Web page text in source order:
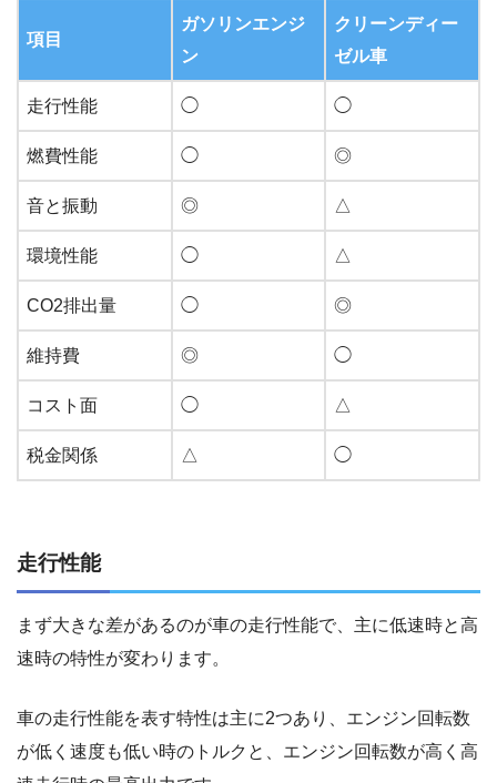
項目
ガソリンエンジ
ン
クリーンディー
ゼル車
走行性能 ◯ ◯
燃費性能 ◯ ◎
音と振動 ◎ △
環境性能 ◯ △
CO2排出量 ◯ ◎
維持費 ◎ ◯
コスト面 ◯ △
税金関係 △ ◯
走行性能
まず大きな差があるのが車の走行性能で、主に低速時と高
速時の特性が変わります。
車の走行性能を表す特性は主に2つあり、エンジン回転数
が低く速度も低い時のトルクと、エンジン回転数が高く高